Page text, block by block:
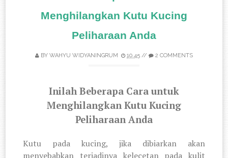
Menghilangkan Kutu Kucing
Peliharaan Anda
BY WAHYU WIDYANINGRUM 10.45 // 2 COMMENTS
Inilah Beberapa Cara untuk
Menghilangkan Kutu Kucing
Peliharaan Anda
Kutu pada kucing, jika dibiarkan akan
menyebabkan terjadinya kelecetan pada kulit